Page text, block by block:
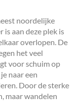
noordelijke
is aan deze plek is
overlopen. De
het veel
voor schuim op
naar een
Door de sterke
maar wandelen